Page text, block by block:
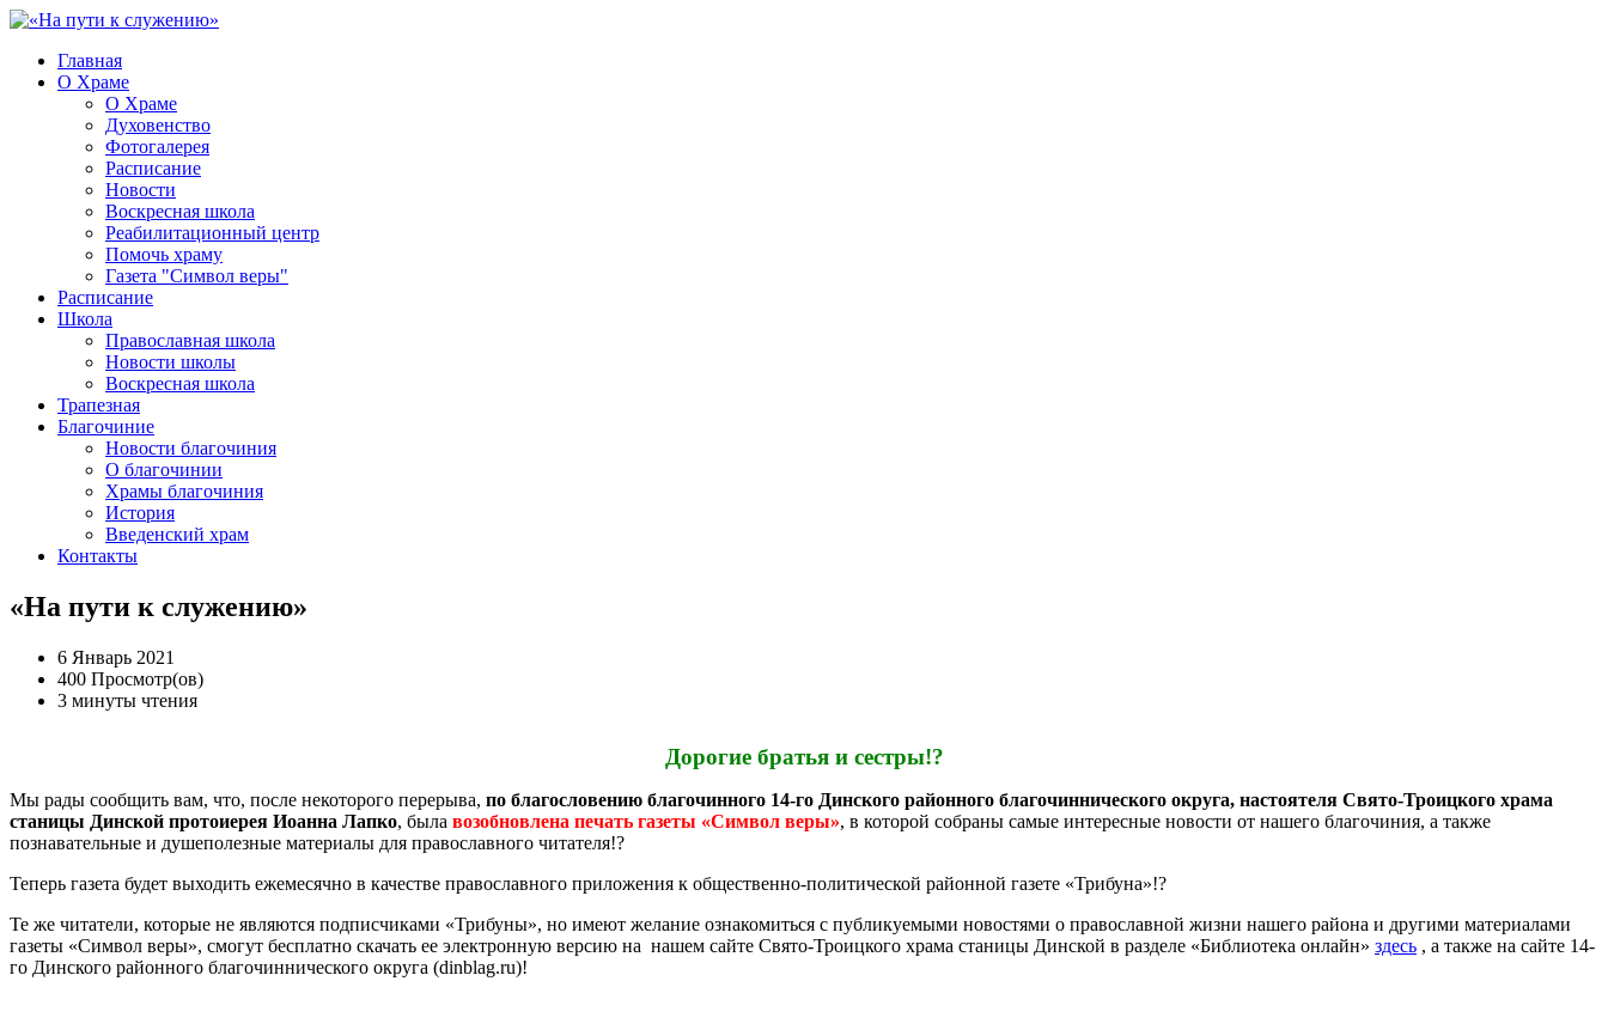
Главная
О Храме
О Храме
Духовенство
Фотогалерея
Расписание
Новости
Воскресная школа
Реабилитационный центр
Помочь храму
Газета "Символ веры"
Расписание
Школа
Православная школа
Новости школы
Воскресная школа
Трапезная
Благочиние
Новости благочиния
О благочинии
Храмы благочиния
История
Введенский храм
Контакты
«На пути к служению»
6 Январь 2021
400 Просмотр(ов)
3 минуты чтения
Дорогие братья и сестры!?
Мы рады сообщить вам, что, после некоторого перерыва, по благословению благочинного 14-го Динского районного благочиннического округа, настоятеля Свято-Троицкого храма
станицы Динской протоиерея Иоанна Лапко, была возобновлена печать газеты «Символ веры», в которой собраны самые интересные новости от нашего благочиния, а также
познавательные и душеполезные материалы для православного читателя!?
Теперь газета будет выходить ежемесячно в качестве православного приложения к общественно-политической районной газете «Трибуна»!?
Те же читатели, которые не являются подписчиками «Трибуны», но имеют желание ознакомиться с публикуемыми новостями о православной жизни нашего района и другими материалами
газеты «Символ веры», смогут бесплатно скачать ее электронную версию на нашем сайте Свято-Троицкого храма станицы Динской в разделе «Библиотека онлайн» здесь , а также на сайте 14-
го Динского районного благочиннического округа (dinblag.ru)!